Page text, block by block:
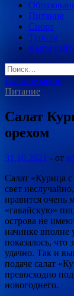
Питание
Спорт
Туризм
Карта
Найти:
Главное меню
Питание
Салат
орехом
31.10.2021 - от
Салат «Курица
свет
нравится очень
«гавайскую»
острова не
начинке вполне
показалось, что
удачно. Так и
подаче салат
превосходно
новогоднего.